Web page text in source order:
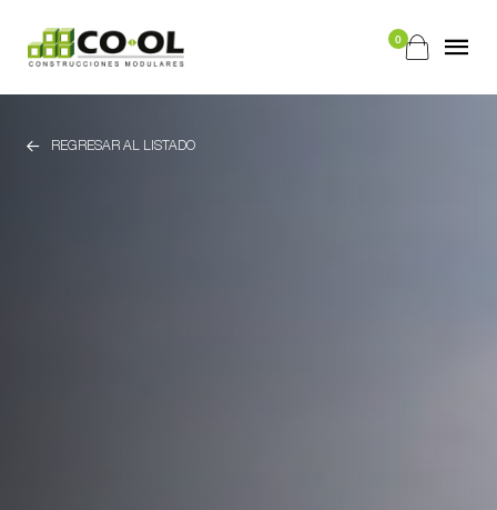
0
REGRESAR AL LISTADO